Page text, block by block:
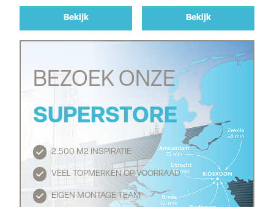
Bekijk Bekijk
BEZOEK ONZE
SUPERSTORE
2.500 M2 INSPIRATIE
VEEL TOPMERKEN OP VOORRAAD
EIGEN MONTAGE TEAM
Routebeschrijving